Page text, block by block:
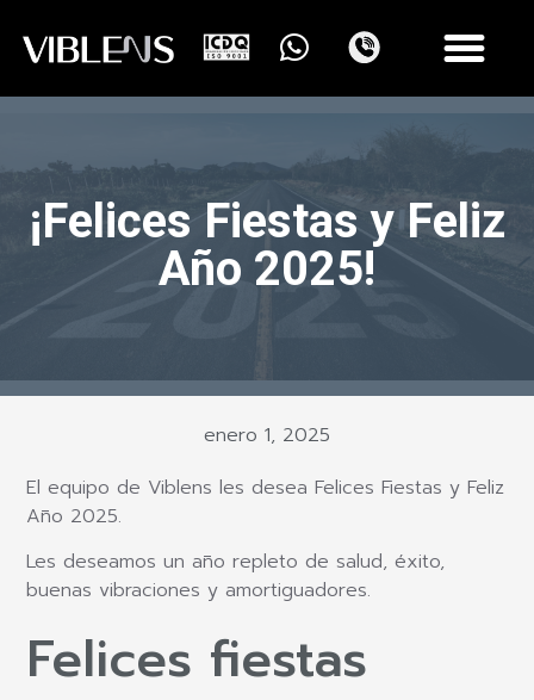
¡Felices Fiestas y Feliz
Año 2025!
enero 1, 2025
El equipo de Viblens les desea Felices Fiestas y Feliz
Año 2025.
Les deseamos un año repleto de salud, éxito,
buenas vibraciones y amortiguadores.
Felices fiestas